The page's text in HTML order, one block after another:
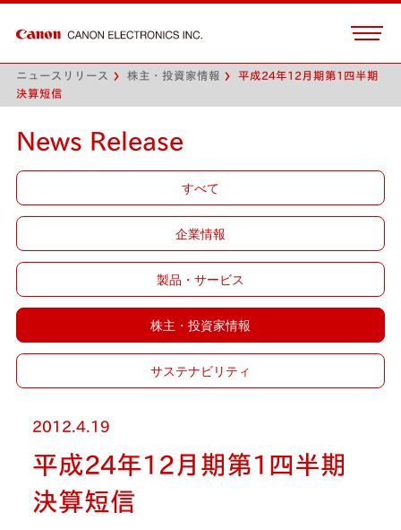
ニュースリリース 株主・投資家情報
平成24年12月期第1四半期
決算短信
News Release
すべて
企業情報
製品・サービス
株主・投資家情報
サステナビリティ
2012.4.19
平成24年12月期第1四半期
決算短信